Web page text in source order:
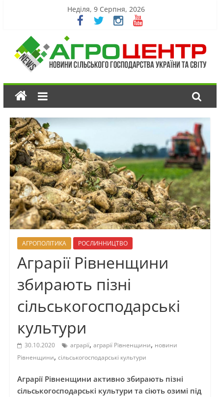
Неділя, 9 Серпня, 2026
АГРОПОЛІТИКА РОСЛИННИЦТВО
Аграрії Рівненщини
збирають пізні
сільськогосподарські
культури
30.10.2020 аграрії, аграрії Рівненщини, новини
Рівненщини, сільськогосподарські культури
Аграрії Рівненщини активно збирають пізні
сільськогосподарські культури та сіють озимі під